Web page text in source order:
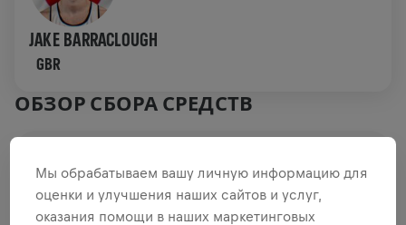
JAKE BARRACLOUGH
GBR
ОБЗОР СБОРА СРЕДСТВ
СБОР СРЕДСТВ ПОЖЕРТВОВАТЬ
Мы обрабатываем вашу личную информацию для
оценки и улучшения наших сайтов и услуг,
оказания помощи в наших маркетинговых